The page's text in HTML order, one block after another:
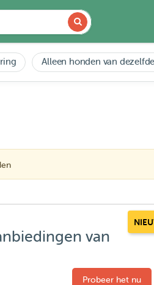
Alleen honden van
van
Probeer het nu